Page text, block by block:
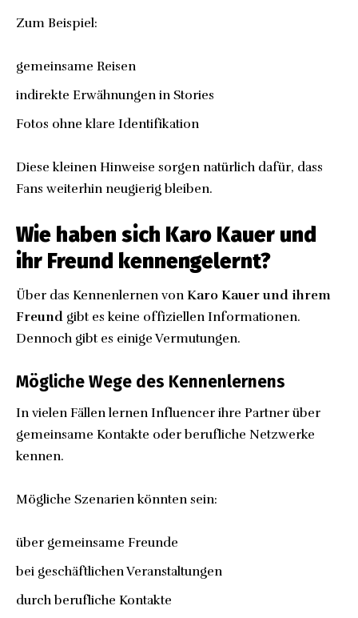
Zum Beispiel:
gemeinsame Reisen
indirekte Erwähnungen in Stories
Fotos ohne klare Identifikation
Diese kleinen Hinweise sorgen natürlich dafür, dass
Fans weiterhin neugierig bleiben.
Wie haben sich Karo Kauer und
ihr Freund kennengelernt?
Über das Kennenlernen von Karo Kauer und ihrem
Freund gibt es keine offiziellen Informationen.
Dennoch gibt es einige Vermutungen.
Mögliche Wege des Kennenlernens
In vielen Fällen lernen Influencer ihre Partner über
gemeinsame Kontakte oder berufliche Netzwerke
kennen.
Mögliche Szenarien könnten sein:
über gemeinsame Freunde
bei geschäftlichen Veranstaltungen
durch berufliche Kontakte